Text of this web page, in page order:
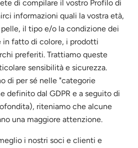
di compilare il vostro Profilo di
informazioni quali la vostra età,
il tipo e/o la condizione dei
in fatto di colore, i prodotti
preferiti. Trattiamo queste
sensibilità e sicurezza.
di per sé nelle "categorie
definito dal GDPR e a seguito di
riteniamo che alcune
una maggiore attenzione.
i nostri soci e clienti e